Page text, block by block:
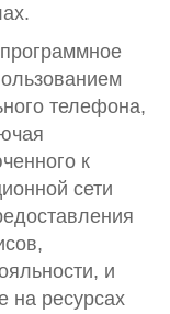
телефона,
к
сети
и
на ресурсах